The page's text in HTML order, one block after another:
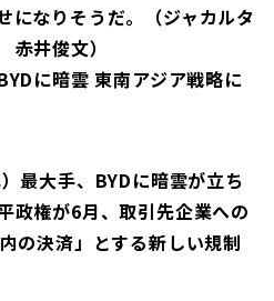
になりそうだ。（ジャカルタ
井俊文）
に暗雲 東南アジア戦略に
最大手、BYDに暗雲が立ち
政権が6月、取引先企業への
の決済」とする新しい規制